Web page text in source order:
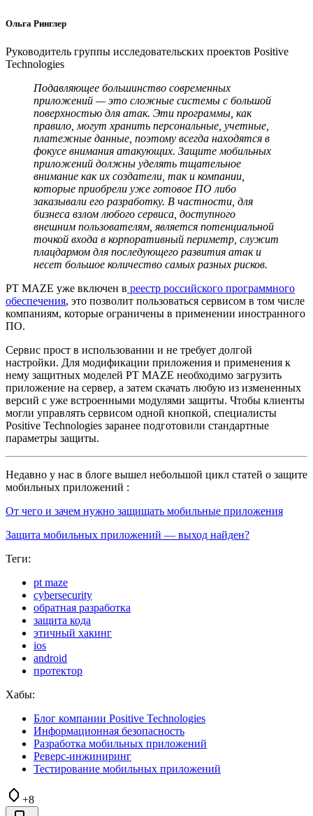
Ольга Ринглер
Руководитель группы исследовательских проектов Positive
Technologies
Подавляющее большинство современных
приложений — это сложные системы с большой
поверхностью для атак. Эти программы, как
правило, могут хранить персональные, учетные,
платежные данные, поэтому всегда находятся в
фокусе внимания атакующих. Защите мобильных
приложений должны уделять тщательное
внимание как их создатели, так и компании,
которые приобрели уже готовое ПО либо
заказывали его разработку. В частности, для
бизнеса взлом любого сервиса, доступного
внешним пользователям, является потенциальной
точкой входа в корпоративный периметр, служит
плацдармом для последующего развития атак и
несет большое количество самых разных рисков.
PT MAZE уже включен в реестр российского программного
обеспечения, это позволит пользоваться сервисом в том числе
компаниям, которые ограничены в применении иностранного
ПО.
Сервис прост в использовании и не требует долгой
настройки. Для модификации приложения и применения к
нему защитных модeлей PT MAZE необходимо загрузить
приложение на сервер, а затем скачать любую из измененных
версий с уже встроенными модулями защиты. Чтобы клиенты
могли управлять сервисом одной кнопкой, специалисты
Positive Technologies заранее подготовили стандартные
параметры защиты.
Недавно у нас в блоге вышел небольшой цикл статей о защите
мобильных приложений :
От чего и зачем нужно защищать мобильные приложения
Защита мобильных приложений — выход найден?
Теги:
pt maze
cybersecurity
обратная разработка
защита кода
этичный хакинг
ios
android
протектор
Хабы:
Блог компании Positive Technologies
Информационная безопасность
Разработка мобильных приложений
Реверс-инжиниринг
Тестирование мобильных приложений
+8